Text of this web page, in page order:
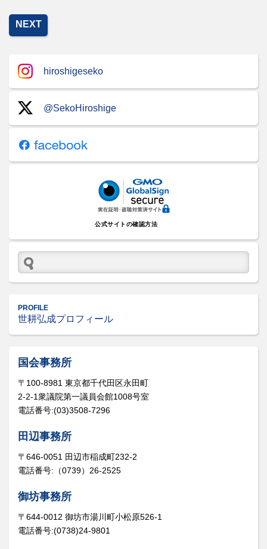
NEXT
hiroshigeseko
@SekoHiroshige
公式サイトの確認方法
PROFILE
世耕弘成プロフィール
国会事務所
〒100-8981 東京都千代田区永田町
2-2-1衆議院第一議員会館1008号室
電話番号:(03)3508-7296
田辺事務所
〒646-0051 田辺市稲成町232-2
電話番号:（0739）26-2525
御坊事務所
〒644-0012 御坊市湯川町小松原526-1
電話番号:(0738)24-9801